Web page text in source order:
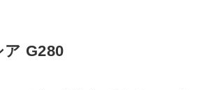
ア G280